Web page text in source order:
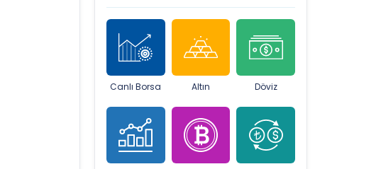
Canlı Borsa Altın Döviz